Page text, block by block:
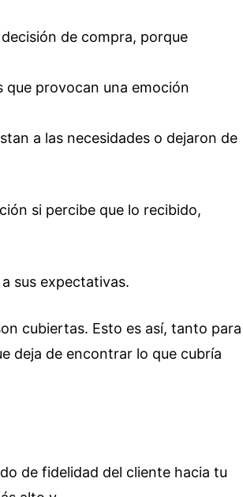
de compra, porque
que provocan una emoción
a las necesidades o dejaron de
si percibe que lo recibido,
sus expectativas.
cubiertas. Esto es así, tanto para
deja de encontrar lo que cubría
de fidelidad del cliente hacia tu